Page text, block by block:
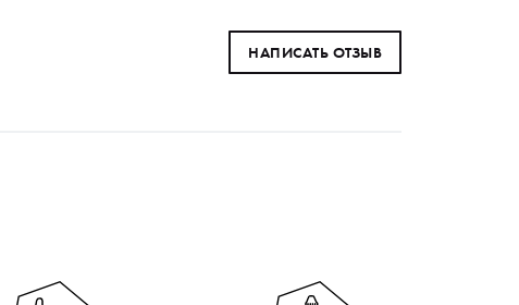
НАПИСАТЬ ОТЗЫВ